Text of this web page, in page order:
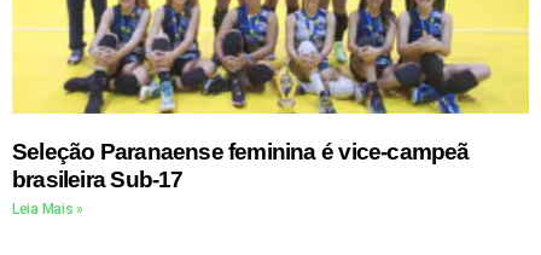
Seleção Paranaense feminina é vice-campeã
brasileira Sub-17
Leia Mais »